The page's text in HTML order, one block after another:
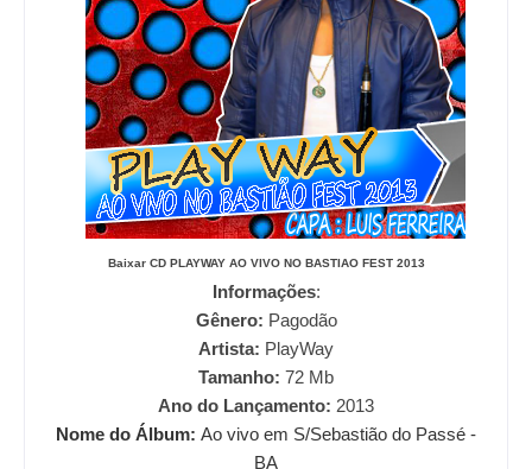
Baixar CD PLAYWAY AO VIVO NO BASTIAO FEST 2013
Informações:
Gênero: Pagodão
Artista: PlayWay
Tamanho: 72 Mb
Ano do Lançamento: 2013
Nome do Álbum: Ao vivo em S/Sebastião do Passé -
BA